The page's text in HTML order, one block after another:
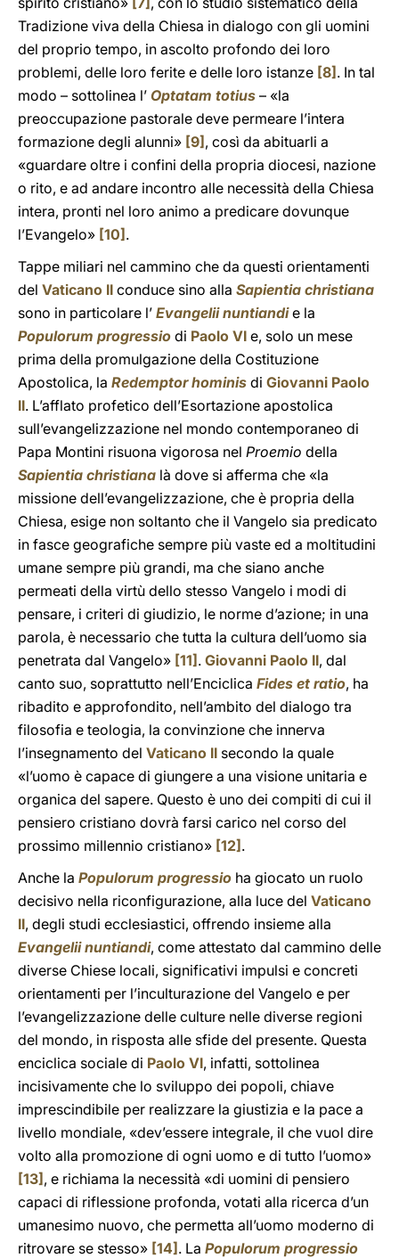
Tradizione viva della Chiesa in dialogo con gli uomini
del proprio tempo, in ascolto profondo dei loro
problemi, delle loro ferite e delle loro istanze [8] . In tal
modo – sottolinea l’ Optatam totius – «la
preoccupazione pastorale deve permeare l’intera
formazione degli alunni» [9] , così da abituarli a
«guardare oltre i confini della propria diocesi, nazione
o rito, e ad andare incontro alle necessità della Chiesa
intera, pronti nel loro animo a predicare dovunque
l’Evangelo» [10] .
Tappe miliari nel cammino che da questi orientamenti
del Vaticano II conduce sino alla Sapientia christiana
sono in particolare l’ Evangelii nuntiandie la
Populorum progressio di Paolo VI e, solo un mese
prima della promulgazione della Costituzione
Apostolica, la Redemptor hominis di Giovanni Paolo
II. L’afflato profetico dell’Esortazione apostolica
sull’evangelizzazione nel mondo contemporaneo di
Papa Montini risuona vigorosa nel Proemio della
Sapientia christiana là dove si afferma che «la
missione dell’evangelizzazione, che è propria della
Chiesa, esige non soltanto che il Vangelo sia predicato
in fasce geografiche sempre più vaste ed a moltitudini
umane sempre più grandi, ma che siano anche
permeati della virtù dello stesso Vangelo i modi di
pensare, i criteri di giudizio, le norme d’azione; in una
parola, è necessario che tutta la cultura dell’uomo sia
penetrata dal Vangelo» [11] . Giovanni Paolo II, dal
canto suo, soprattutto nell’Enciclica Fides et ratio, ha
ribadito e approfondito, nell’ambito del dialogo tra
filosofia e teologia, la convinzione che innerva
l’insegnamento del Vaticano II secondo la quale
«l’uomo è capace di giungere a una visione unitaria e
organica del sapere. Questo è uno dei compiti di cui il
pensiero cristiano dovrà farsi carico nel corso del
prossimo millennio cristiano» [12] .
Anche la Populorum progressio ha giocato un ruolo
decisivo nella riconfigurazione, alla luce del Vaticano
II, degli studi ecclesiastici, offrendo insieme alla
Evangelii nuntiandi, come attestato dal cammino delle
diverse Chiese locali, significativi impulsi e concreti
orientamenti per l’inculturazione del Vangelo e per
l’evangelizzazione delle culture nelle diverse regioni
del mondo, in risposta alle sfide del presente. Questa
enciclica sociale di Paolo VI, infatti, sottolinea
incisivamente che lo sviluppo dei popoli, chiave
imprescindibile per realizzare la giustizia e la pace a
livello mondiale, «dev’essere integrale, il che vuol dire
volto alla promozione di ogni uomo e di tutto l’uomo»
[13] , e richiama la necessità «di uomini di pensiero
capaci di riflessione profonda, votati alla ricerca d’un
umanesimo nuovo, che permetta all’uomo moderno di
ritrovare se stesso» [14] . La Populorum progressio